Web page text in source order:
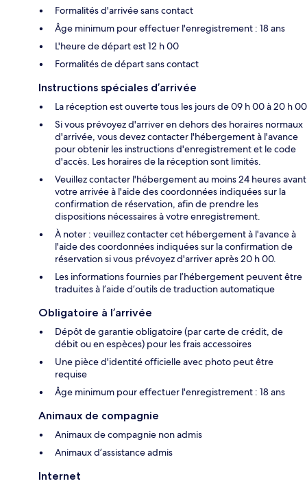
Formalités d'arrivée sans contact
Âge minimum pour effectuer l'enregistrement : 18 ans
L'heure de départ est 12 h 00
Formalités de départ sans contact
Instructions spéciales d’arrivée
La réception est ouverte tous les jours de 09 h 00 à 20 h 00
Si vous prévoyez d'arriver en dehors des horaires normaux
d'arrivée, vous devez contacter l'hébergement à l'avance
pour obtenir les instructions d'enregistrement et le code
d'accès. Les horaires de la réception sont limités.
Veuillez contacter l'hébergement au moins 24 heures avant
votre arrivée à l'aide des coordonnées indiquées sur la
confirmation de réservation, afin de prendre les
dispositions nécessaires à votre enregistrement.
À noter : veuillez contacter cet hébergement à l'avance à
l'aide des coordonnées indiquées sur la confirmation de
réservation si vous prévoyez d'arriver après 20 h 00.
Les informations fournies par l’hébergement peuvent être
traduites à l’aide d’outils de traduction automatique
Obligatoire à l’arrivée
Dépôt de garantie obligatoire (par carte de crédit, de
débit ou en espèces) pour les frais accessoires
Une pièce d'identité officielle avec photo peut être
requise
Âge minimum pour effectuer l'enregistrement : 18 ans
Animaux de compagnie
Animaux de compagnie non admis
Animaux d’assistance admis
Internet